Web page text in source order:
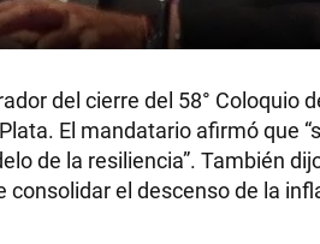
del cierre del 58° Coloquio
El mandatario afirmó que
de la resiliencia”. También
consolidar el descenso de la